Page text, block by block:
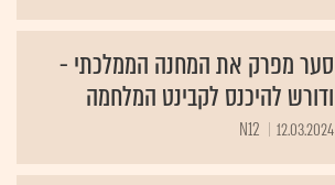
סער מפרק את המחנה הממלכתי -
ודורש להיכנס לקבינט המלחמה
12.03.2024
N12